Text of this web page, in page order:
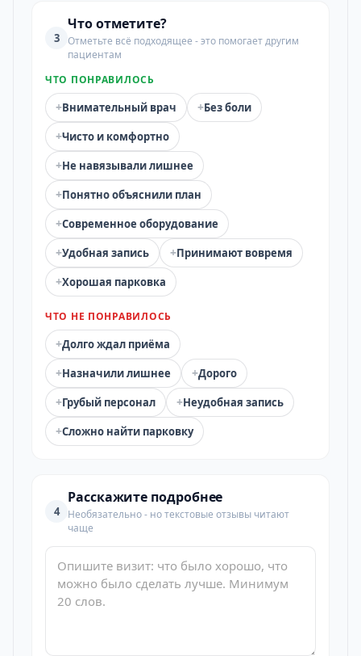
3
Что отметите?
Отметьте всё подходящее - это помогает другим
пациентам
ЧТО ПОНРАВИЛОСЬ
+Внимательный врач +Без боли
+Чисто и комфортно
+Не навязывали лишнее
+Понятно объяснили план
+Современное оборудование
+Удобная запись +Принимают вовремя
+Хорошая парковка
ЧТО НЕ ПОНРАВИЛОСЬ
+Долго ждал приёма
+Назначили лишнее +Дорого
+Грубый персонал +Неудобная запись
+Сложно найти парковку
4
Расскажите подробнее
Необязательно - но текстовые отзывы читают
чаще